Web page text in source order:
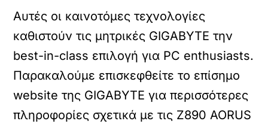
Αυτές οι καινοτόμες τεχνολογίες
καθιστούν τις μητρικές GIGABYTE την
best-in-class επιλογή για PC enthusiasts.
Παρακαλούμε επισκεφθείτε το επίσημο
website της GIGABYTE για περισσότερες
πληροφορίες σχετικά με τις Z890 AORUS